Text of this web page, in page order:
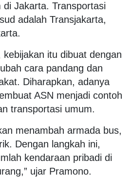
Jakarta. Transportasi
adalah Transjakarta,
itu dibuat dengan
cara pandang dan
Diharapkan, adanya
ASN menjadi contoh
transportasi umum.
menambah armada bus,
Dengan langkah ini,
kendaraan pribadi di
ujar Pramono.